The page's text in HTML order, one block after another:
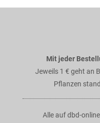
Mit jeder
Jeweils 1 € geht an
Pflanzen
Alle auf dbd-